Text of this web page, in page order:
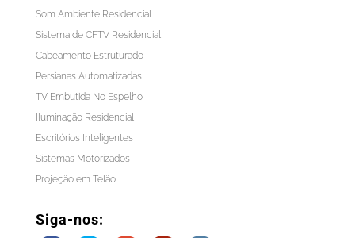
Som Ambiente Residencial
Sistema de CFTV Residencial
Cabeamento Estruturado
Persianas Automatizadas
TV Embutida No Espelho
Iluminação Residencial
Escritórios Inteligentes
Sistemas Motorizados
Projeção em Telão
Siga-nos: